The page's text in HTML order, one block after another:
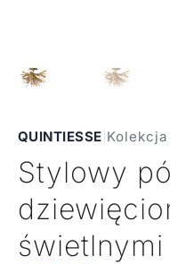
QUINTIESSE Kolekcja
Stylowy
świetlnymi